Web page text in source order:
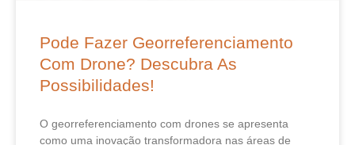
Pode Fazer Georreferenciamento
Com Drone? Descubra As
Possibilidades!
O georreferenciamento com drones se apresenta
como uma inovação transformadora nas áreas de